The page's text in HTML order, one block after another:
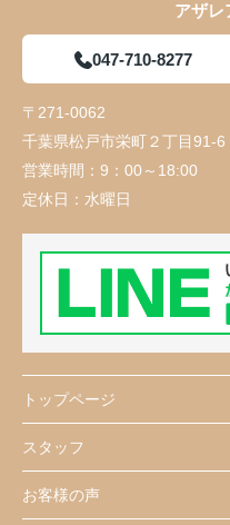
アザレ
047-710-8277
〒271-0062
千葉県松戸市栄町２丁目91-6
営業時間： 9：00～18:00
定休日： 水曜日
トップページ
スタッフ
お客様の声